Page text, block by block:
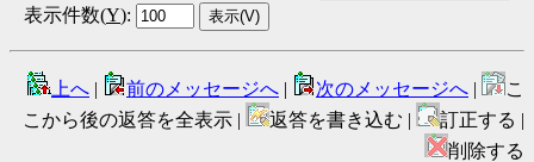
表示件数(Y):
上へ | 前のメッセージへ | 次のメッセージへ |
こ
こから後の返答を全表示 |
返答を書き込む |
訂正する |
削除する